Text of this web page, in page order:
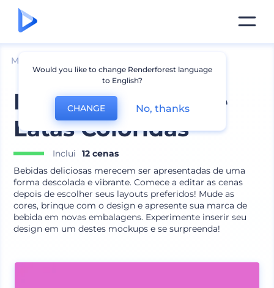
Mockups
Kit de Mockups de
Latas Coloridas
Inclui
12 cenas
Bebidas deliciosas merecem ser apresentadas de uma
forma descolada e vibrante. Comece a editar as cenas
depois de escolher seus layouts preferidos! Mude as
cores, brinque com o design e apresente sua marca de
bebida em novas embalagens. Experimente inserir seu
design em um destes mockups e se surpreenda!
Would you like to change Renderforest language
to English?
CHANGE No, thanks